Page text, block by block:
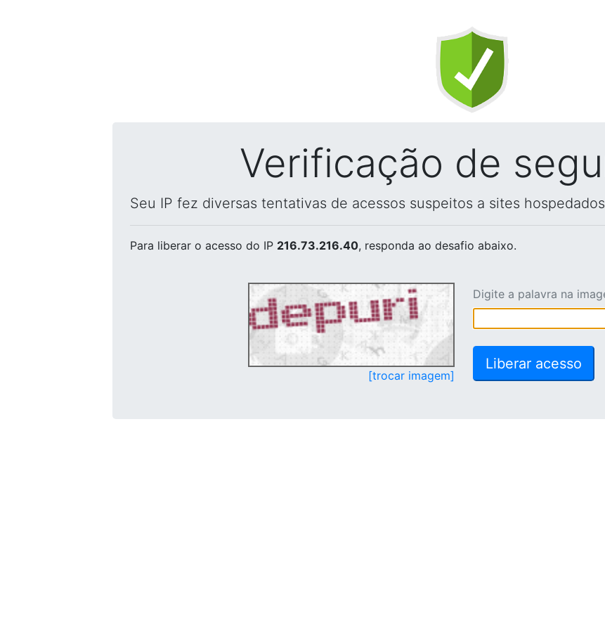
Verificação de
Seu IP fez diversas tentativas de acessos suspeitos a sites
Para liberar o acesso do IP 216.73.216.40, responda ao desafio abaixo.
[trocar imagem]
Digite a palavra na